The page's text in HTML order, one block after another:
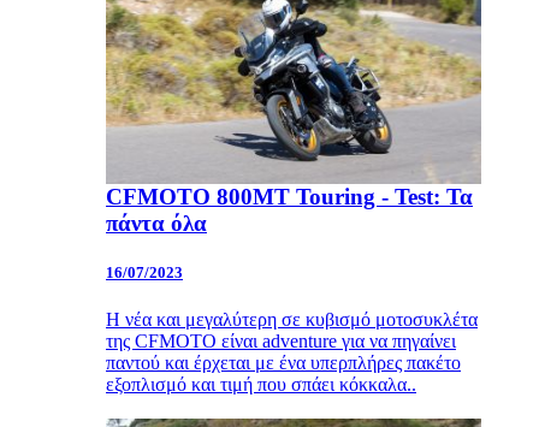
CFMOTO 800MT Touring - Test: Τα
πάντα όλα
16/07/2023
Η νέα και μεγαλύτερη σε κυβισμό μοτοσυκλέτα
της CFMOTO είναι adventure για να πηγαίνει
παντού και έρχεται με ένα υπερπλήρες πακέτο
εξοπλισμό και τιμή που σπάει κόκκαλα..